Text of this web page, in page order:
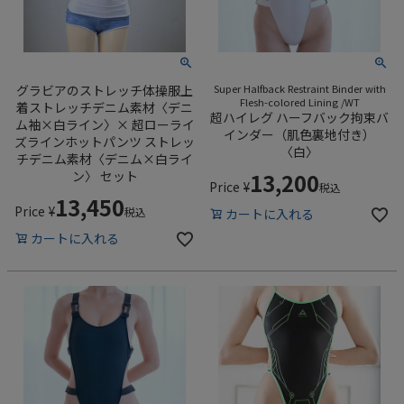
グラビアのストレッチ体操服上
着ストレッチデニム素材〈デニ
ム袖×白ライン〉× 超ローライ
ズラインホットパンツ ストレッ
チデニム素材〈デニム×白ライ
ン〉 セット
Price ¥13,450税込
カートに入れる
Super Halfback Restraint Binder with
Flesh-colored Lining /WT
超ハイレグ ハーフバック拘束バ
インダー（肌色裏地付き）
〈白〉
Price ¥13,200税込
カートに入れる